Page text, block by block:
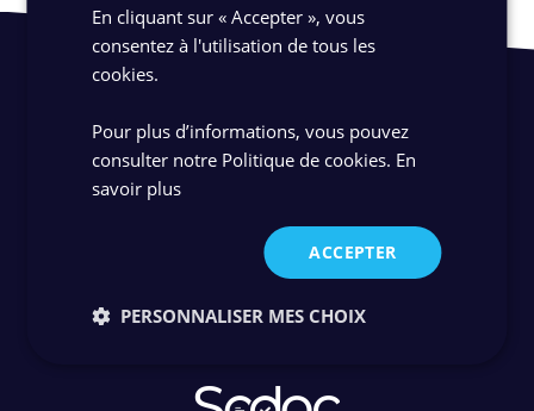
En cliquant sur « Accepter », vous
consentez à l'utilisation de tous les
cookies.
Pour plus d’informations, vous pouvez
consulter notre Politique de cookies. En
savoir plus
ACCEPTER
PERSONNALISER MES CHOIX